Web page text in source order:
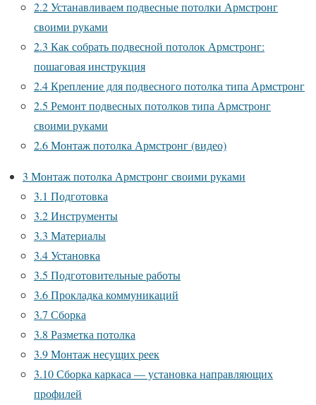
2.2Устанавливаем подвесные потолки Армстронг
своими руками
2.3 Как собрать подвесной потолок Армстронг:
пошаговая инструкция
2.4Крепление для подвесного потолка типа Армстронг
2.5 Ремонт подвесных потолков типа Армстронг
своими руками
2.6Монтаж потолка Армстронг (видео)
3 Монтаж потолка Армстронг своими руками
3.1 Подготовка
3.2Инструменты
3.3 Материалы
3.4Установка
3.5 Подготовительные работы
3.6Прокладка коммуникаций
3.7 Сборка
3.8 Разметка потолка
3.9Монтаж несущих реек
3.10Сборка каркаса — установка направляющих
профилей